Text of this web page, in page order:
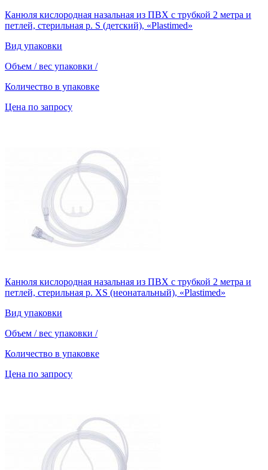
Канюля кислородная назальная из ПВХ с трубкой 2 метра и
петлей, стерильная р. S (детский), «Plastimed»
Вид упаковки
Объем / вес упаковки /
Количество в упаковке
Цена по запросу
Канюля кислородная назальная из ПВХ с трубкой 2 метра и
петлей, стерильная р. XS (неонатальный), «Plastimed»
Вид упаковки
Объем / вес упаковки /
Количество в упаковке
Цена по запросу